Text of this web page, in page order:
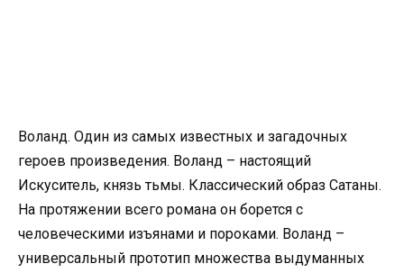
Воланд. Один из самых известных и загадочных
героев произведения. Воланд – настоящий
Искуситель, князь тьмы. Классический образ Сатаны.
На протяжении всего романа он борется с
человеческими изъянами и пороками. Воланд –
универсальный прототип множества выдуманных